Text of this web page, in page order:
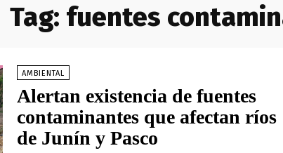
Tag: fuentes
AMBIENTAL
Alertan existencia de fuentes
contaminantes que afectan ríos
de Junín y Pasco